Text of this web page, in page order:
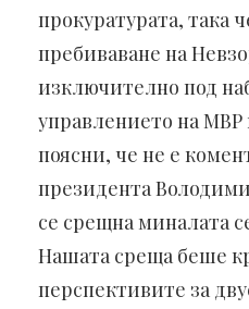
прокуратурата, така
пребиваване на
изключително под
управлението на МВР
поясни, че не е
президента
се срещна миналата
Нашата среща беше
перспективите за